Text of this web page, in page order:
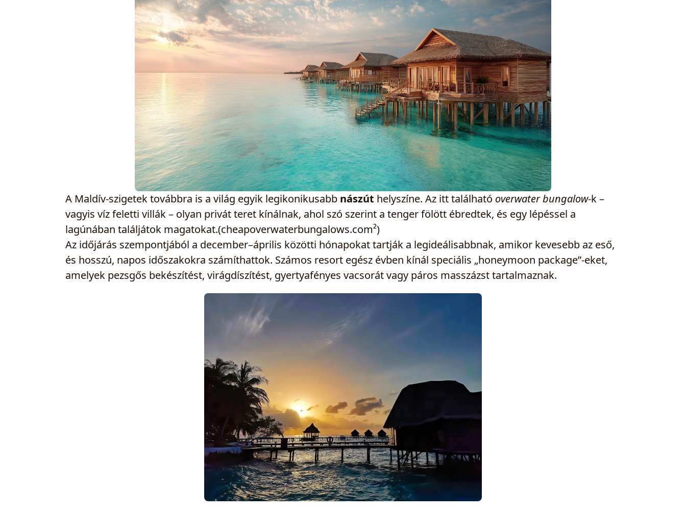
A Maldív-szigetek továbbra is a világ egyik legikonikusabb nászút helyszíne. Az itt található overwater bungalow-k –
vagyis víz feletti villák – olyan privát teret kínálnak, ahol szó szerint a tenger fölött ébredtek, és egy lépéssel a
lagúnában találjátok magatokat.(cheapoverwaterbungalows.com²)
Az időjárás szempontjából a december–április közötti hónapokat tartják a legideálisabbnak, amikor kevesebb az eső,
és hosszú, napos időszakokra számíthattok. Számos resort egész évben kínál speciális „honeymoon package”-eket,
amelyek pezsgős bekészítést, virágdíszítést, gyertyafényes vacsorát vagy páros masszázst tartalmaznak.